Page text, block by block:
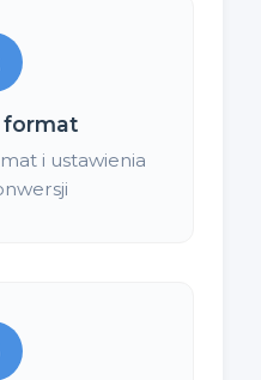
format
i ustawienia